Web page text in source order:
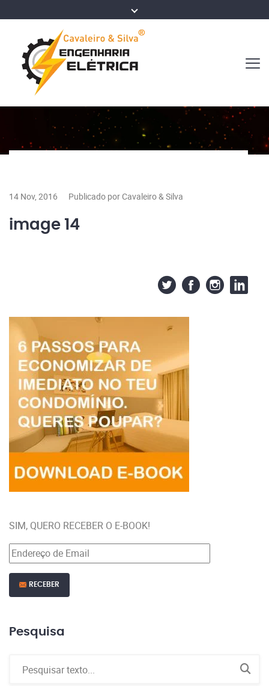
14 Nov, 2016 Publicado por Cavaleiro & Silva
image 14
SIM, QUERO RECEBER O E-BOOK!
RECEBER
Pesquisa